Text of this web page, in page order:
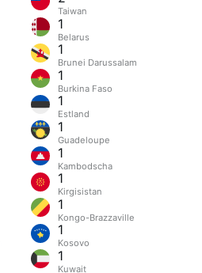
Taiwan
1
Belarus
1
Brunei Darussalam
1
Burkina Faso
1
Estland
1
Guadeloupe
1
Kambodscha
1
Kirgisistan
1
Kongo-Brazzaville
1
Kosovo
1
Kuwait